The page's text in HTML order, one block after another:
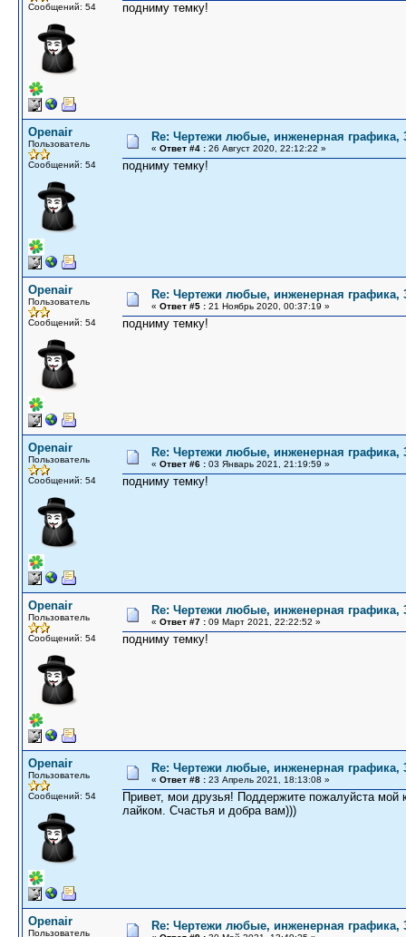
Сообщений: 54 подниму темку!
Openair
Пользователь
Сообщений: 54
Re: Чертежи любые, инженерная графика,
« Ответ #4 : 26 Август 2020, 22:12:22 »
подниму темку!
Openair
Пользователь
Сообщений: 54
Re: Чертежи любые, инженерная графика,
« Ответ #5 : 21 Ноябрь 2020, 00:37:19 »
подниму темку!
Openair
Пользователь
Сообщений: 54
Re: Чертежи любые, инженерная графика,
« Ответ #6 : 03 Январь 2021, 21:19:59 »
подниму темку!
Openair
Пользователь
Сообщений: 54
Re: Чертежи любые, инженерная графика,
« Ответ #7 : 09 Март 2021, 22:22:52 »
подниму темку!
Openair
Пользователь
Сообщений: 54
Re: Чертежи любые, инженерная графика,
« Ответ #8 : 23 Апрель 2021, 18:13:08 »
Привет, мои друзья! Поддержите пожалуйста мой
лайком. Счастья и добра вам)))
Openair
Пользователь
Re: Чертежи любые, инженерная графика,